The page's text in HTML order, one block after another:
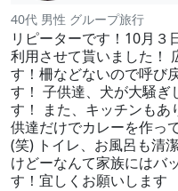
40代 男性 グループ旅行
リピーターです！10月３
利用させて貰いました！
す！柵などないので呼び
す！ 子供達、犬が大騒
す！ また、キッチンも
供達だけでカレーを作っ
(笑) トイレ、お風呂も清
けどーなんて家族にはバ
す！宜しくお願いします